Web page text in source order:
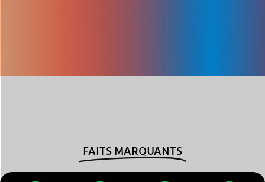
FAITS MARQUANTS